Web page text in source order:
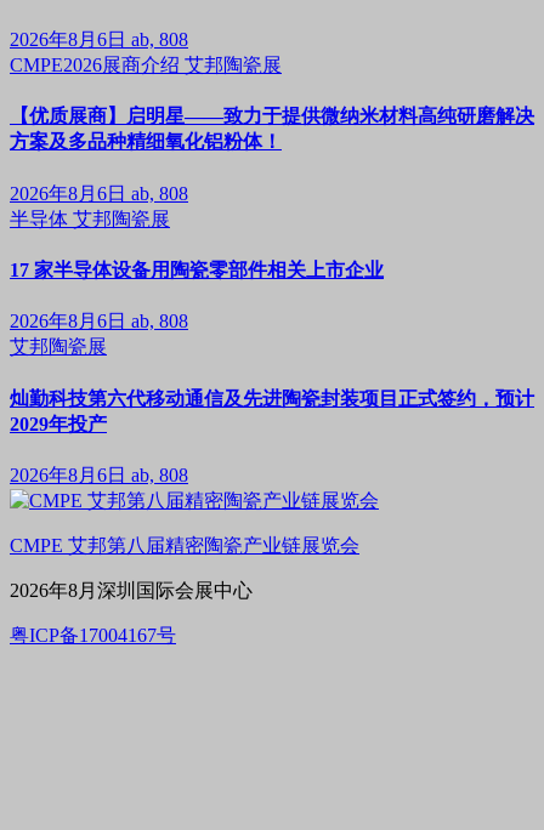
2026年8月6日 ab, 808
CMPE2026展商介绍 艾邦陶瓷展
【优质展商】启明星——致力于提供微纳米材料高纯研磨解决
方案及多品种精细氧化铝粉体！
2026年8月6日 ab, 808
半导体 艾邦陶瓷展
17 家半导体设备用陶瓷零部件相关上市企业
2026年8月6日 ab, 808
艾邦陶瓷展
灿勤科技第六代移动通信及先进陶瓷封装项目正式签约，预计
2029年投产
2026年8月6日 ab, 808
CMPE 艾邦第八届精密陶瓷产业链展览会
2026年8月深圳国际会展中心
粤ICP备17004167号